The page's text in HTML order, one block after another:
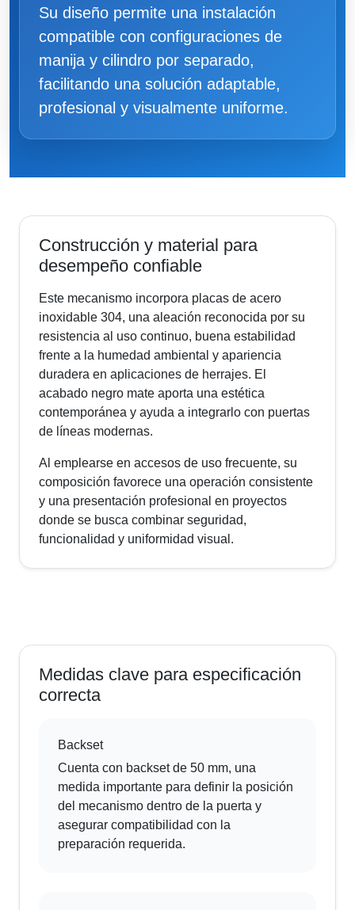
Su diseño permite una instalación
compatible con configuraciones de
manija y cilindro por separado,
facilitando una solución adaptable,
profesional y visualmente uniforme.
Construcción y material para
desempeño confiable
Este mecanismo incorpora placas de acero
inoxidable 304, una aleación reconocida por su
resistencia al uso continuo, buena estabilidad
frente a la humedad ambiental y apariencia
duradera en aplicaciones de herrajes. El
acabado negro mate aporta una estética
contemporánea y ayuda a integrarlo con puertas
de líneas modernas.
Al emplearse en accesos de uso frecuente, su
composición favorece una operación consistente
y una presentación profesional en proyectos
donde se busca combinar seguridad,
funcionalidad y uniformidad visual.
Medidas clave para especificación
correcta
Backset
Cuenta con backset de 50 mm, una
medida importante para definir la posición
del mecanismo dentro de la puerta y
asegurar compatibilidad con la
preparación requerida.